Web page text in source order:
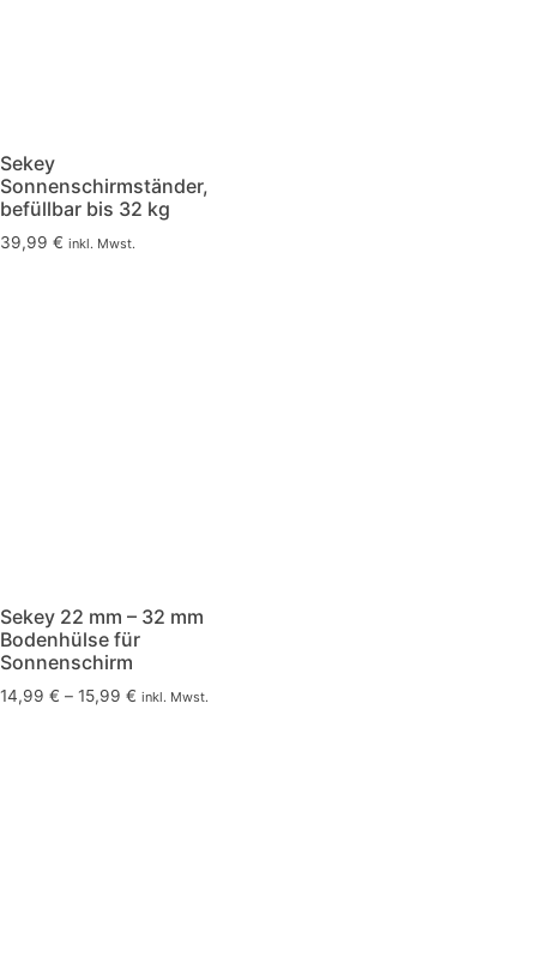
Sekey
Sonnenschirmständer,
befüllbar bis 32 kg
39,99 € inkl. Mwst.
Sekey 22 mm – 32 mm
Bodenhülse für
Sonnenschirm
14,99 € – 15,99 € inkl. Mwst.